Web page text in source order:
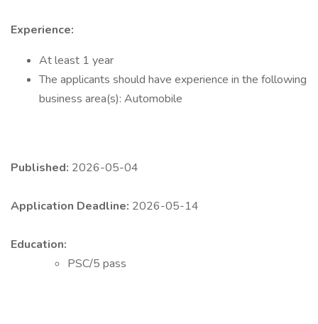
Experience:
At least 1 year
The applicants should have experience in the following
business area(s): Automobile
Published: 2026-05-04
Application Deadline: 2026-05-14
Education:
PSC/5 pass